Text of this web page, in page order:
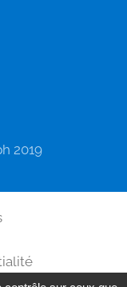
2019